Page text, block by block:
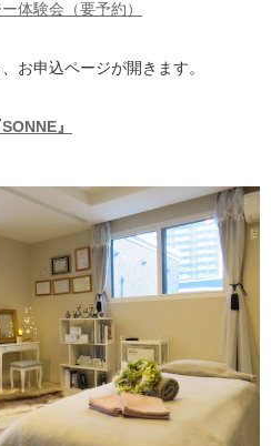
体験会（要予約）
お申込ページが開きます。
』